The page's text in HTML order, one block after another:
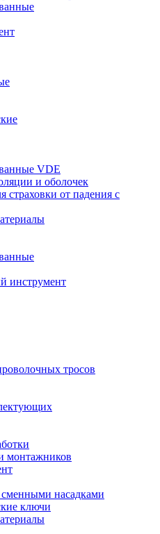
VDE
и оболочек
страховки от падения с
инструмент
тросов
монтажников
насадками
ключи